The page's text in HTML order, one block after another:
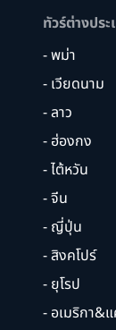
ทัวร์ต่างประ
- พม่า
- เวียดนาม
- ลาว
- ฮ่องกง
- ไต้หวัน
- จีน
- ญี่ปุ่น
- สิงคโปร์
- ยุโรป
- อเมริกา&